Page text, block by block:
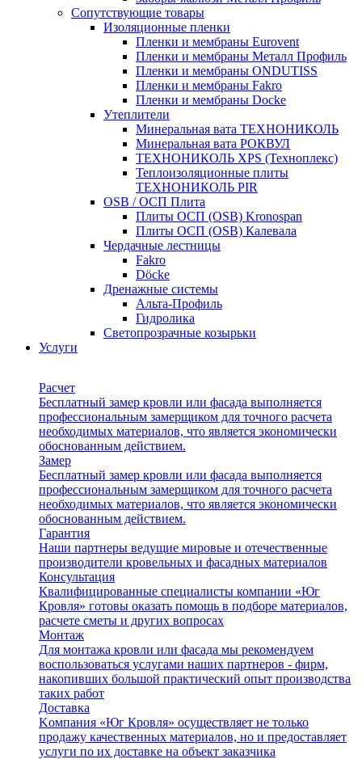
Сопутствующие товары
Изоляционные пленки
Пленки и мембраны Eurovent
Пленки и мембраны Металл Профиль
Пленки и мембраны ONDUTISS
Пленки и мембраны Fakro
Пленки и мембраны Docke
Утеплители
Минеральная вата ТЕХНОНИКОЛЬ
Минеральная вата РОКВУЛ
ТЕХНОНИКОЛЬ XPS (Техноплекс)
Теплоизоляционные плиты
ТЕХНОНИКОЛЬ PIR
OSB / ОСП Плита
Плиты ОСП (OSB) Kronospan
Плиты ОСП (OSB) Калевала
Чердачные лестницы
Fakro
Döcke
Дренажные системы
Альта-Профиль
Гидролика
Светопрозрачные козырьки
Услуги
Расчет
Бесплатный замер кровли или фасада выполняется
профессиональным замерщиком для точного расчета
необходимых материалов, что является экономически
обоснованным действием.
Замер
Бесплатный замер кровли или фасада выполняется
профессиональным замерщиком для точного расчета
необходимых материалов, что является экономически
обоснованным действием.
Гарантия
Наши партнеры ведущие мировые и отечественные
производители кровельных и фасадных материалов
Консультация
Квалифицированные специалисты компании «Юг
Кровля» готовы оказать помощь в подборе материалов,
расчете сметы и других вопросах
Монтаж
Для монтажа кровли или фасада мы рекомендуем
воспользоваться услугами наших партнеров - фирм,
накопивших большой практический опыт производства
таких работ
Доставка
Kомпания «Юг Кровля» осуществляет не только
продажу качественных материалов, но и предоставляет
услуги по их доставке на объект заказчика